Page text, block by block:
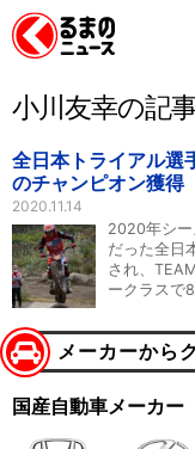
小川友幸の記
全日本トライアル選
のチャンピオン獲得
2020.11.14
2020年シー
だった全日
され、
ークラスで
メーカーから
国産自動車メーカー